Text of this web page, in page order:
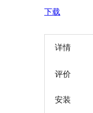
下载
详情
评价
安装